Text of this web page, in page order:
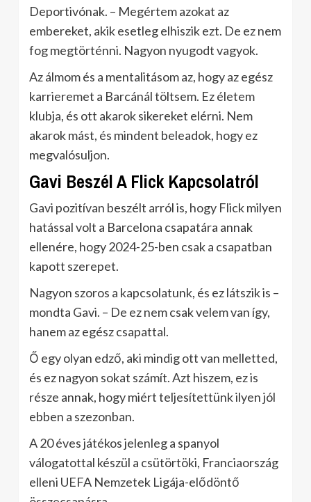
Deportivónak. – Megértem azokat az
embereket, akik esetleg elhiszik ezt. De ez nem
fog megtörténni. Nagyon nyugodt vagyok.
Az álmom és a mentalitásom az, hogy az egész
karrieremet a Barcánál töltsem. Ez életem
klubja, és ott akarok sikereket elérni. Nem
akarok mást, és mindent beleadok, hogy ez
megvalósuljon.
Gavi Beszél A Flick Kapcsolatról
Gavi pozitívan beszélt arról is, hogy Flick milyen
hatással volt a Barcelona csapatára annak
ellenére, hogy 2024-25-ben csak a csapatban
kapott szerepet.
Nagyon szoros a kapcsolatunk, és ez látszik is –
mondta Gavi. – De ez nem csak velem van így,
hanem az egész csapattal.
Ő egy olyan edző, aki mindig ott van melletted,
és ez nagyon sokat számít. Azt hiszem, ez is
része annak, hogy miért teljesítettünk ilyen jól
ebben a szezonban.
A 20 éves játékos jelenleg a spanyol
válogatottal készül a csütörtöki, Franciaország
elleni UEFA Nemzetek Ligája-elődöntő